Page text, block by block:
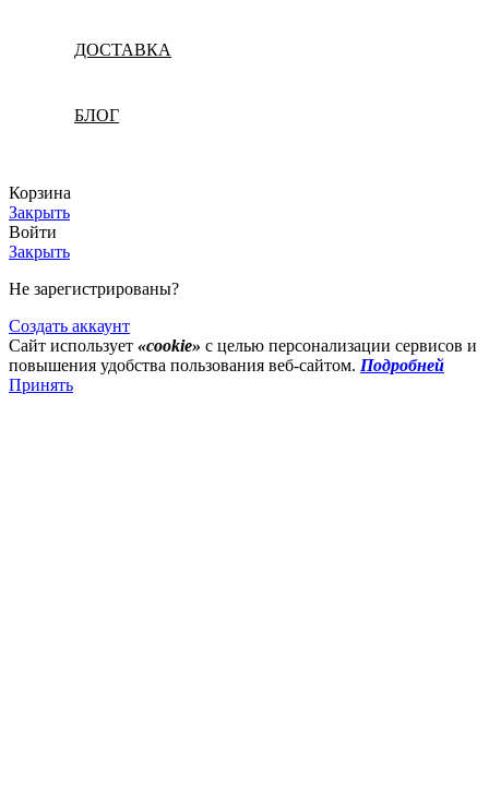
ДОСТАВКА
БЛОГ
Корзина
Закрыть
Войти
Закрыть
Не зарегистрированы?
Создать аккаунт
Сайт использует «cookie» с целью персонализации сервисов и
повышения удобства пользования веб-сайтом. Подробней
Принять